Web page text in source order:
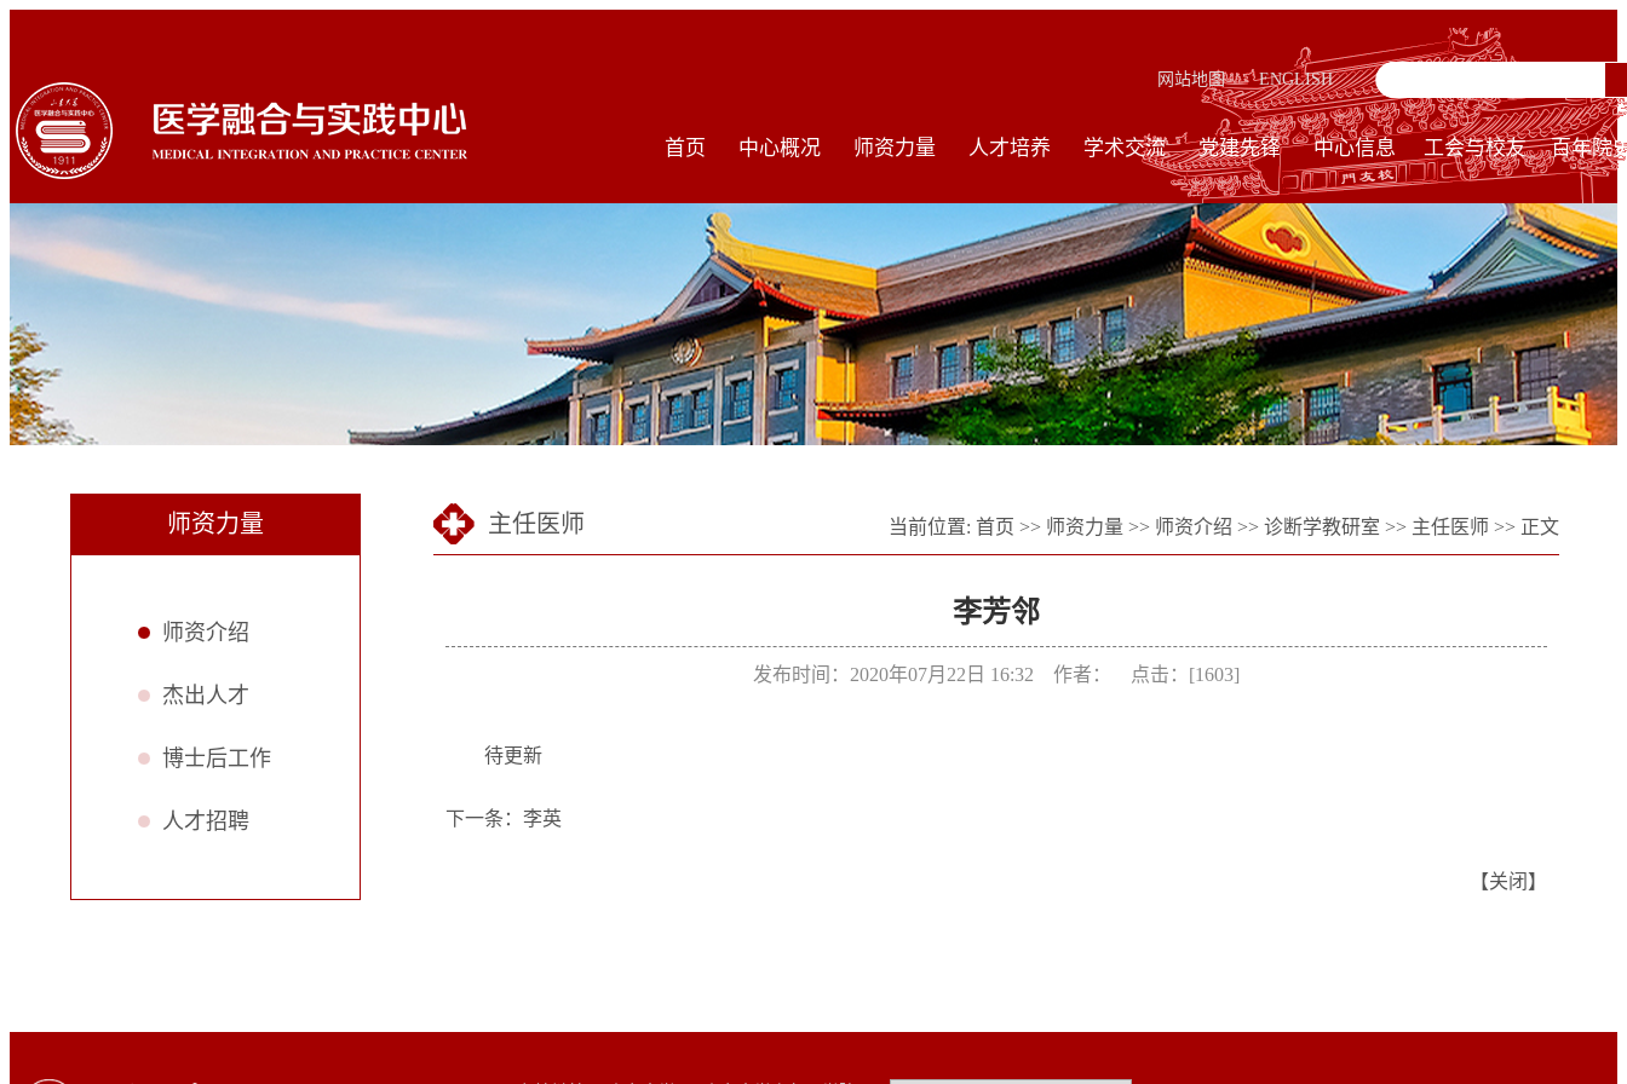
网站地图 ENGLISH
首页 中心概况 师资力量 人才培养 学术交流 党建先锋 中心信息 工会与校友 百年院
师资力量
师资介绍
杰出人才
博士后工作
人才招聘
主任医师 当前位置: 首页 >> 师资力量 >> 师资介绍 >> 诊断学教研室 >> 主任医师 >> 正文
李芳邻
发布时间：2020年07月22日 16:32 作者： 点击：[1603]
待更新
下一条： 李英
【关闭 】